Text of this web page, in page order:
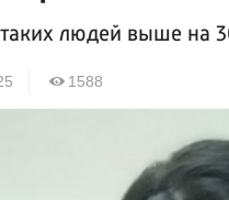
людей выше на
1588